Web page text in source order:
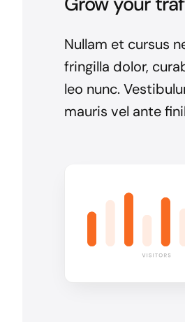
Nullam et cursus
fringilla dolor,
leo nunc.
mauris vel ante